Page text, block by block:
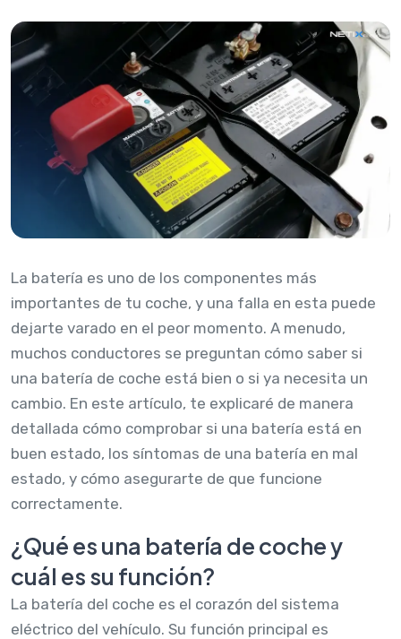
La batería es uno de los componentes más
importantes de tu coche, y una falla en esta puede
dejarte varado en el peor momento. A menudo,
muchos conductores se preguntan cómo saber si
una batería de coche está bien o si ya necesita un
cambio. En este artículo, te explicaré de manera
detallada cómo comprobar si una batería está en
buen estado, los síntomas de una batería en mal
estado, y cómo asegurarte de que funcione
correctamente.
¿Qué es una batería de coche y
cuál es su función?
La batería del coche es el corazón del sistema
eléctrico del vehículo. Su función principal es